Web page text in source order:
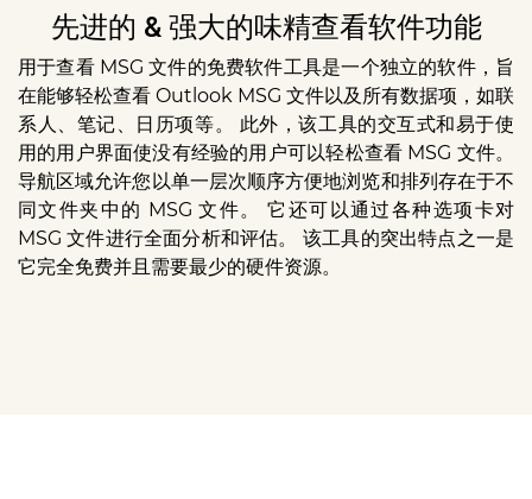
先进的 & 强大的味精查看软件功能
用于查看 MSG 文件的免费软件工具是一个独立的软件，旨
在能够轻松查看 Outlook MSG 文件以及所有数据项，如联
系人、笔记、日历项等。 此外，该工具的交互式和易于使
用的用户界面使没有经验的用户可以轻松查看 MSG 文件。
导航区域允许您以单一层次顺序方便地浏览和排列存在于不
同文件夹中的 MSG 文件。 它还可以通过各种选项卡对
MSG 文件进行全面分析和评估。 该工具的突出特点之一是
它完全免费并且需要最少的硬件资源。